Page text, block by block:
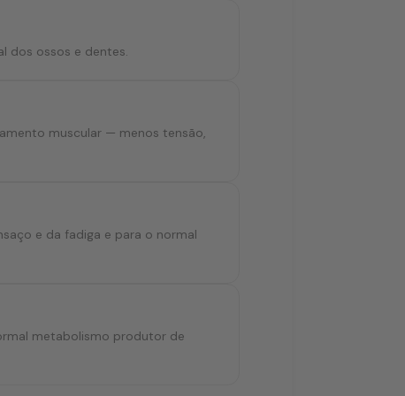
dos ossos e dentes.
muscular — menos tensão,
e da fadiga e para o normal
metabolismo produtor de